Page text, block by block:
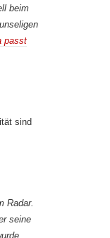
beim
passt
sind
Radar.
seine